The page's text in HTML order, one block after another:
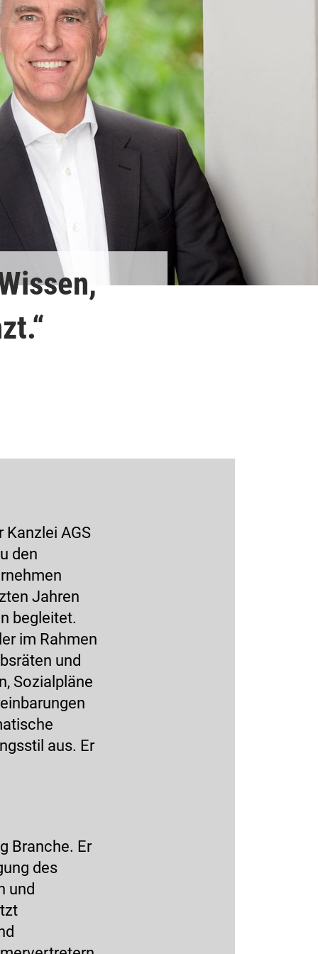
MISSION STATEMENT
ARBEITSRECHT UND DATENSCHUTZ
PROZESSFÜHRUNG UND
SCHIEDSVERFAHREN
BAU, ANLAGENBAU UND IMMOBILIEN
Kanzlei AGS
den
Jahren
begleitet.
im Rahmen
und
Sozialpläne
aus. Er
Branche. Er
des
und